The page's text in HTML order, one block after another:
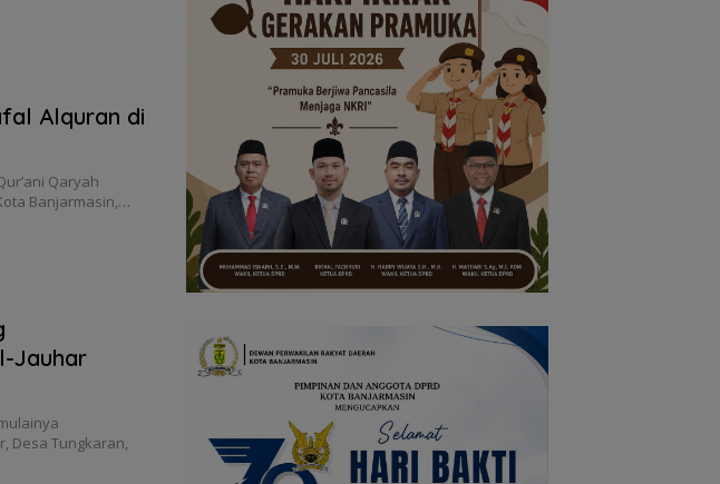
Alquran di
Qaryah
Banjarmasin,…
Jauhar
Desa Tungkaran,